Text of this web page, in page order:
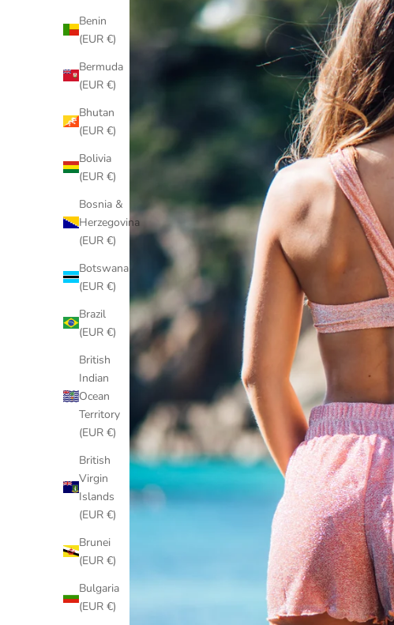
Benin
(EUR €)
Bermuda
(EUR €)
Bhutan
(EUR €)
Bolivia
(EUR €)
Bosnia &
Herzegovina
(EUR €)
Botswana
(EUR €)
Brazil
(EUR €)
British
Indian
Ocean
Territory
(EUR €)
British
Virgin
Islands
(EUR €)
Brunei
(EUR €)
Bulgaria
(EUR €)